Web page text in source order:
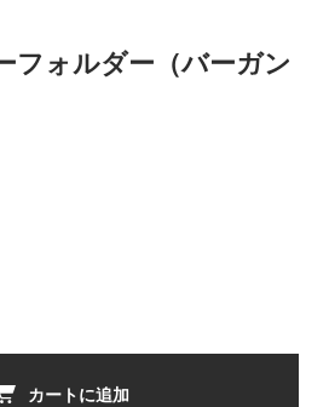
フォルダー（バーガン
カートに追加